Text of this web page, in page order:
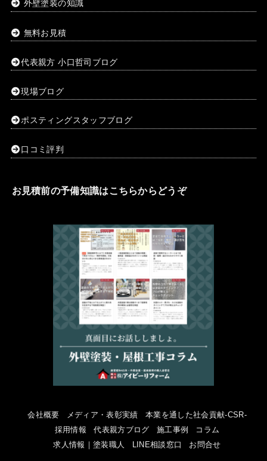
外壁塗装の知識
無料お見積
代表親方 小口哲司ブログ
現場ブログ
ポスティングスタッフブログ
口コミ評判
お見積前の予備知識はこちらからどうぞ
会社概要 メディア・表彰実績
本業を通した社会貢献-CSR-
採用情報
代表親方ブログ 施工事例
コラム
求人情報｜塗装職人
LINE相談窓口 お問合せ